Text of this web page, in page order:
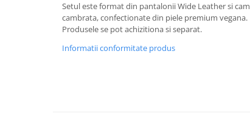
Setul este format din pantalonii Wide Leather si
cambrata, confectionate din piele premium vegana.
Produsele se pot achizitiona si separat.
Informatii conformitate produs